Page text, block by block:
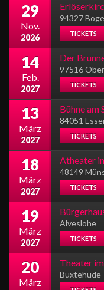
29
Nov.
2026
94327
TICKETS
14
Feb.
2027
Der
97516
TICKETS
13
März
2027
Bühne am
84051
TICKETS
18
März
2027
Atheater
48149
TICKETS
19
März
2027
Alveslohe
TICKETS
20
März
Theater
Buxtehude